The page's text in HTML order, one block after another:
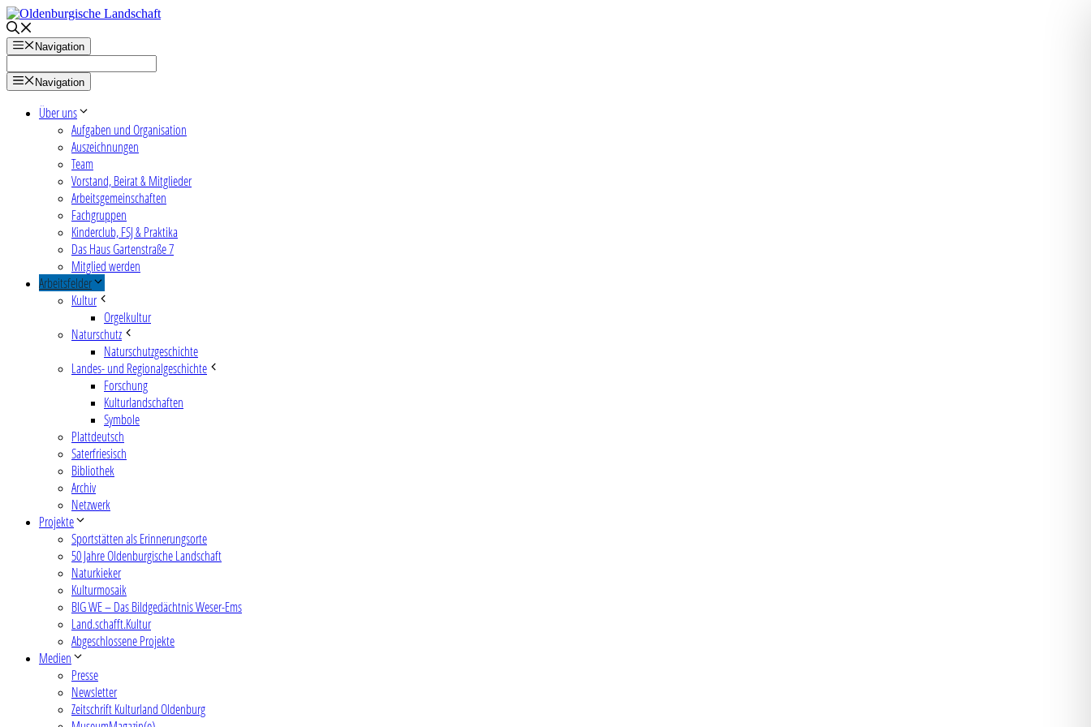
Zum
Inhalt
springenNavigation
Navigation
Über uns
Aufgaben und Organisation
Auszeichnungen
Team
Vorstand, Beirat & Mitglieder
Arbeitsgemeinschaften
Fachgruppen
Kinderclub, FSJ & Praktika
Das Haus Gartenstraße 7
Mitglied werden
Arbeitsfelder
Kultur
Orgelkultur
Naturschutz
Naturschutzgeschichte
Landes- und Regionalgeschichte
Forschung
Kulturlandschaften
Symbole
Plattdeutsch
Saterfriesisch
Bibliothek
Archiv
Netzwerk
Projekte
Sportstätten als Erinnerungsorte
50 Jahre Oldenburgische Landschaft
Naturkieker
Kulturmosaik
BIG WE – Das Bildgedächtnis Weser-Ems
Land.schafft.Kultur
Abgeschlossene Projekte
Medien
Presse
Newsletter
Zeitschrift Kulturland Oldenburg